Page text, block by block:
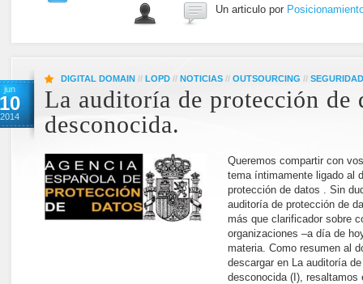
Un articulo por
jun
10
2014
DIGITAL DOMAIN // LOPD // NOTICIAS // OUTSOURCING // SEGURIDAD
La auditoría de protección de
desconocida.
Queremos compartir con
tema íntimamente ligado al
protección de datos . Sin
auditoría de protección de
más que clarificador sobre
organizaciones –a día de
materia. Como resumen al
descargar en La auditoría
desconocida (I),